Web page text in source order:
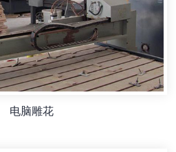
电脑雕花